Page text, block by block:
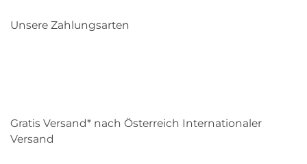
Unsere Zahlungsarten
Gratis Versand* nach Österreich Internationaler
Versand